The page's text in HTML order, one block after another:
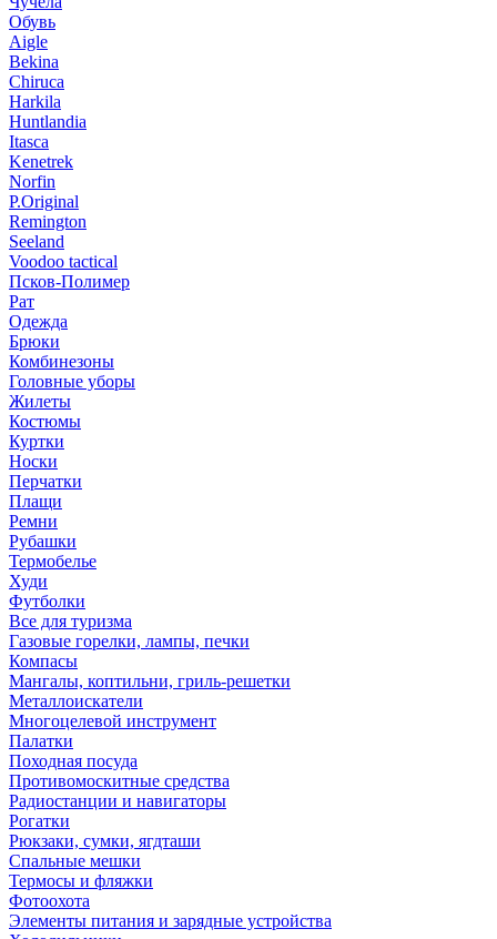
Обувь
Aigle
Bekina
Chiruсa
Harkila
Huntlandia
Itasca
Kenetrek
Norfin
P.Original
Remington
Seeland
Voodoo tactical
Псков-Полимер
Рат
Одежда
Брюки
Комбинезоны
Головные уборы
Жилеты
Костюмы
Куртки
Носки
Перчатки
Плащи
Ремни
Рубашки
Термобелье
Худи
Футболки
Все для туризма
Газовые горелки, лампы, печки
Компасы
Мангалы, коптильни, гриль-решетки
Металлоискатели
Многоцелевой инструмент
Палатки
Походная посуда
Противомоскитные средства
Радиостанции и навигаторы
Рогатки
Рюкзаки, сумки, ягдташи
Спальные мешки
Термосы и фляжки
Фотоохота
Элементы питания и зарядные устройства